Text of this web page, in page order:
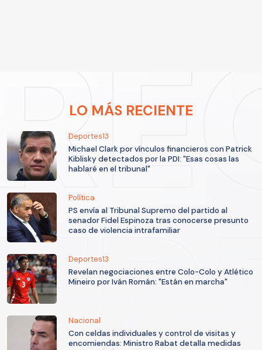
LO MÁS RECIENTE
Deportes13
Michael Clark por vínculos financieros con Patrick
Kiblisky detectados por la PDI: "Esas cosas las
hablaré en el tribunal"
Política
PS envía al Tribunal Supremo del partido al
senador Fidel Espinoza tras conocerse presunto
caso de violencia intrafamiliar
Deportes13
Revelan negociaciones entre Colo-Colo y Atlético
Mineiro por Iván Román: "Están en marcha"
Nacional
Con celdas individuales y control de visitas y
encomiendas: Ministro Rabat detalla medidas